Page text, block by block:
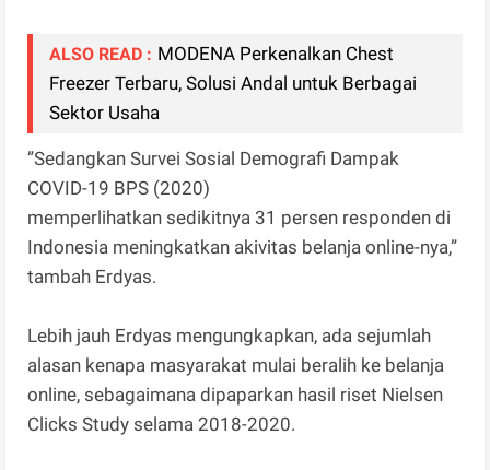
ALSO READ : MODENA Perkenalkan Chest
Freezer Terbaru, Solusi Andal untuk Berbagai
Sektor Usaha
”Sedangkan Survei Sosial Demografi Dampak
COVID-19 BPS (2020)
memperlihatkan sedikitnya 31 persen responden di
Indonesia meningkatkan akivitas belanja online-nya,”
tambah Erdyas.
Lebih jauh Erdyas mengungkapkan, ada sejumlah
alasan kenapa masyarakat mulai beralih ke belanja
online, sebagaimana dipaparkan hasil riset Nielsen
Clicks Study selama 2018-2020.